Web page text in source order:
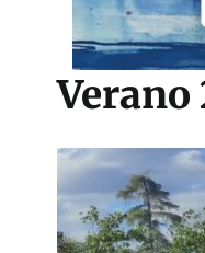
Verano